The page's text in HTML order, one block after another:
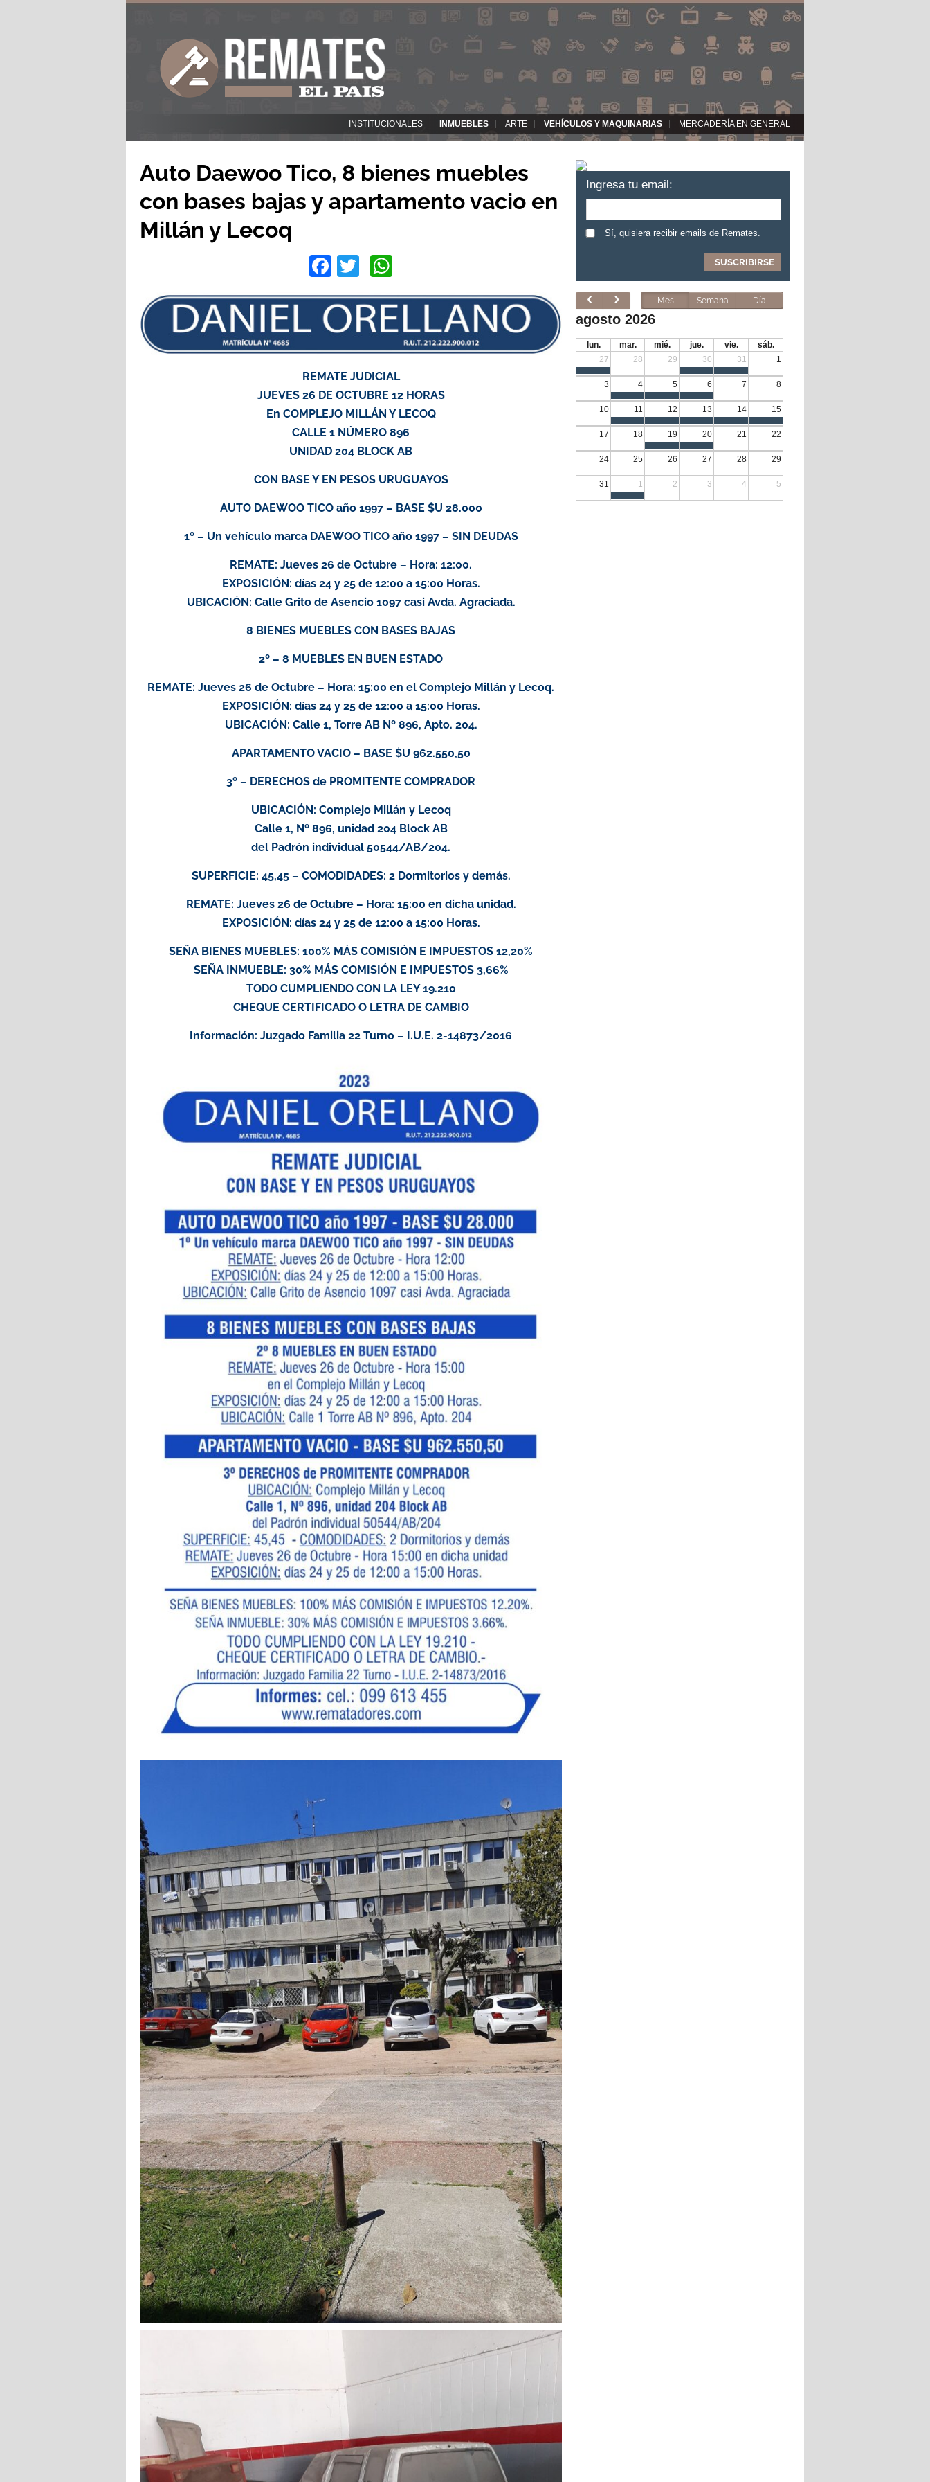
INSTITUCIONALES INMUEBLES ARTE VEHÍCULOS Y MAQUINARIAS MERCADERÍA EN GENERAL
Auto Daewoo Tico, 8 bienes muebles
con bases bajas y apartamento vacio en
Millán y Lecoq
Facebook
Twitter
REMATE JUDICIAL
JUEVES 26 DE OCTUBRE 12 HORAS
En COMPLEJO MILLÁN Y LECOQ
CALLE 1 NÚMERO 896
UNIDAD 204 BLOCK AB
CON BASE Y EN PESOS URUGUAYOS
AUTO DAEWOO TICO año 1997 – BASE $U 28.000
1º – Un vehículo marca DAEWOO TICO año 1997 – SIN DEUDAS
REMATE: Jueves 26 de Octubre – Hora: 12:00.
EXPOSICIÓN: días 24 y 25 de 12:00 a 15:00 Horas.
UBICACIÓN: Calle Grito de Asencio 1097 casi Avda. Agraciada.
8 BIENES MUEBLES CON BASES BAJAS
2º – 8 MUEBLES EN BUEN ESTADO
REMATE: Jueves 26 de Octubre – Hora: 15:00 en el Complejo Millán y Lecoq.
EXPOSICIÓN: días 24 y 25 de 12:00 a 15:00 Horas.
UBICACIÓN: Calle 1, Torre AB Nº 896, Apto. 204.
APARTAMENTO VACIO – BASE $U 962.550,50
3º – DERECHOS de PROMITENTE COMPRADOR
UBICACIÓN: Complejo Millán y Lecoq
Calle 1, Nº 896, unidad 204 Block AB
del Padrón individual 50544/AB/204.
SUPERFICIE: 45,45 – COMODIDADES: 2 Dormitorios y demás.
REMATE: Jueves 26 de Octubre – Hora: 15:00 en dicha unidad.
EXPOSICIÓN: días 24 y 25 de 12:00 a 15:00 Horas.
SEÑA BIENES MUEBLES: 100% MÁS COMISIÓN E IMPUESTOS 12,20%
SEÑA INMUEBLE: 30% MÁS COMISIÓN E IMPUESTOS 3,66%
TODO CUMPLIENDO CON LA LEY 19.210
CHEQUE CERTIFICADO O LETRA DE CAMBIO
Información: Juzgado Familia 22 Turno – I.U.E. 2-14873/2016
Ingresa tu email:
Sí, quisiera recibir emails de Remates.
Mes Semana Día
agosto 2026
lun. mar. mié. jue. vie.
sáb.
27
28 29 30 31 1
3 4 5 6 7 8
10 11 12 13 14 15
17 18 19 20 21 22
24 25 26 27 28 29
31 1 2 3 4 5